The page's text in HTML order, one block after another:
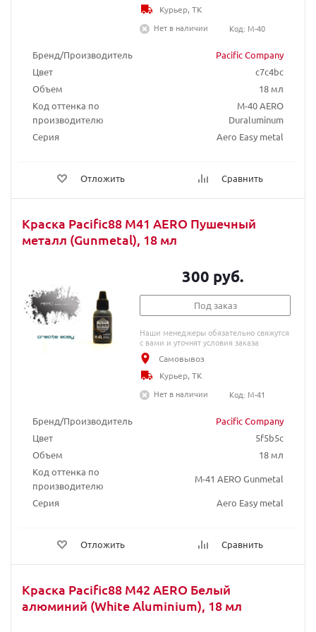
Бренд/Производитель
Pacific Company
Цвет
c7c4bc
Объем
18 мл
Код оттенка по
производителю
М-40 AERO
Duraluminum
Серия
Aero Easy metal
Отложить Сравнить
Курьер, ТК
Нет в наличии
Код: M-40
Краска Pacific88 M41 AERO Пушечный
металл (Gunmetal), 18 мл
Бренд/Производитель
Pacific Company
Цвет
5f5b5c
Объем
18 мл
Код оттенка по
производителю
М-41 AERO Gunmetal
Серия
Aero Easy metal
Отложить Сравнить
300 руб.
Под заказ
Наши менеджеры обязательно свяжутся
с вами и уточнят условия заказа
Самовывоз
Курьер, ТК
Нет в наличии
Код: M-41
Краска Pacific88 M42 AERO Белый
алюминий (White Aluminium), 18 мл